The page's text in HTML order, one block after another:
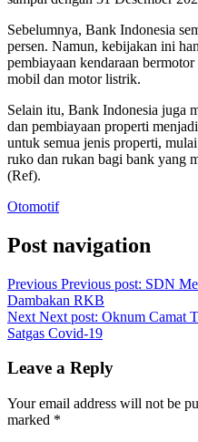
Sebelumnya, Bank Indonesia
persen. Namun, kebijakan ini
pembiayaan kendaraan
mobil dan motor listrik.
Selain itu, Bank Indonesia juga
dan pembiayaan properti
untuk semua jenis properti,
ruko dan rukan bagi bank yang
(Ref).
Otomotif
Post navigation
Previous Previous post: SDN
Dambakan RKB
Next Next post: Oknum Camat
Satgas Covid-19
Leave a Reply
Your email address will not be
marked *